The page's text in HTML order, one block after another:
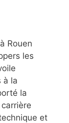
Rouen
les
à la
la
et